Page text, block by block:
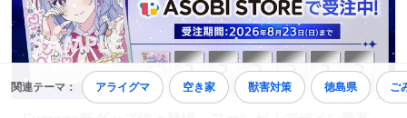
関連テーマ： アライグマ 空き家 獣害対策 徳島県 ご